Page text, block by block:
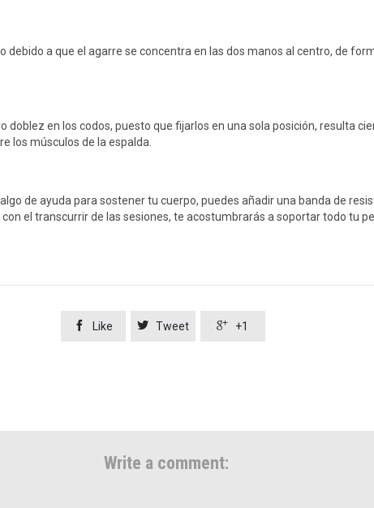
a que el agarre se concentra en las dos manos al centro, de
doblez en los codos, puesto que fijarlos en una sola posición, resulta
los músculos de la espalda.
de ayuda para sostener tu cuerpo, puedes añadir una banda de
el transcurrir de las sesiones, te acostumbrarás a soportar todo tu
 Like  Tweet  +1
Write a comment: